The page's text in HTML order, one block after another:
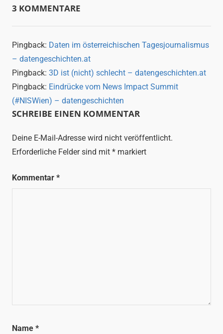
3 KOMMENTARE
Pingback: Daten im österreichischen Tagesjournalismus
– datengeschichten.at
Pingback: 3D ist (nicht) schlecht – datengeschichten.at
Pingback: Eindrücke vom News Impact Summit
(#NISWien) – datengeschichten
SCHREIBE EINEN KOMMENTAR
Deine E-Mail-Adresse wird nicht veröffentlicht.
Erforderliche Felder sind mit * markiert
Kommentar *
Name *